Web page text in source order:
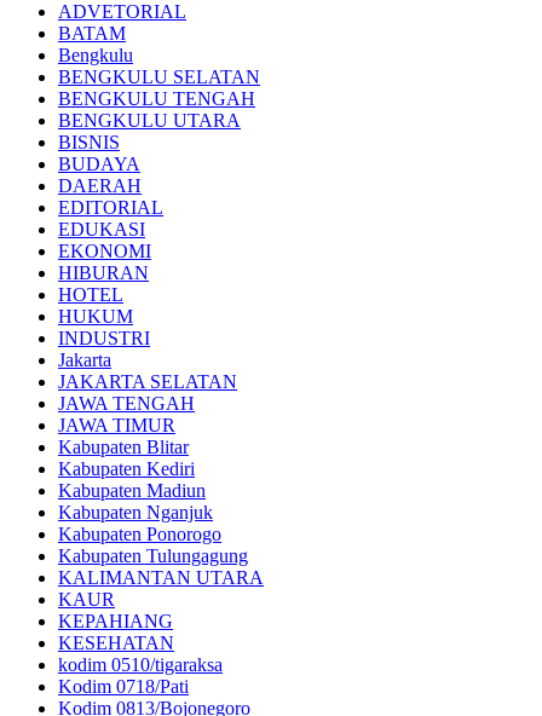
ADVETORIAL
BATAM
Bengkulu
BENGKULU SELATAN
BENGKULU TENGAH
BENGKULU UTARA
BISNIS
BUDAYA
DAERAH
EDITORIAL
EDUKASI
EKONOMI
HIBURAN
HOTEL
HUKUM
INDUSTRI
Jakarta
JAKARTA SELATAN
JAWA TENGAH
JAWA TIMUR
Kabupaten Blitar
Kabupaten Kediri
Kabupaten Madiun
Kabupaten Nganjuk
Kabupaten Ponorogo
Kabupaten Tulungagung
KALIMANTAN UTARA
KAUR
KEPAHIANG
KESEHATAN
kodim 0510/tigaraksa
Kodim 0718/Pati
Kodim 0813/Bojonegoro